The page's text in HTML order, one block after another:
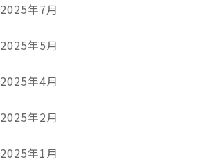
2025年7月
2025年5月
2025年4月
2025年2月
2025年1月